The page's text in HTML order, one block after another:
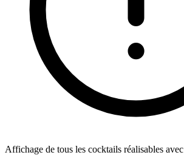
Affichage de tous les cocktails réalisables avec